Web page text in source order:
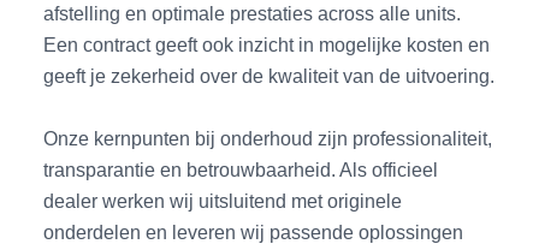
afstelling en optimale prestaties across alle units.
Een contract geeft ook inzicht in mogelijke kosten en
geeft je zekerheid over de kwaliteit van de uitvoering.
Onze kernpunten bij onderhoud zijn professionaliteit,
transparantie en betrouwbaarheid. Als officieel
dealer werken wij uitsluitend met originele
onderdelen en leveren wij passende oplossingen